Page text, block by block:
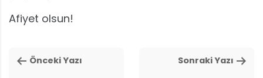
Afiyet olsun!
Önceki Yazı Sonraki Yazı